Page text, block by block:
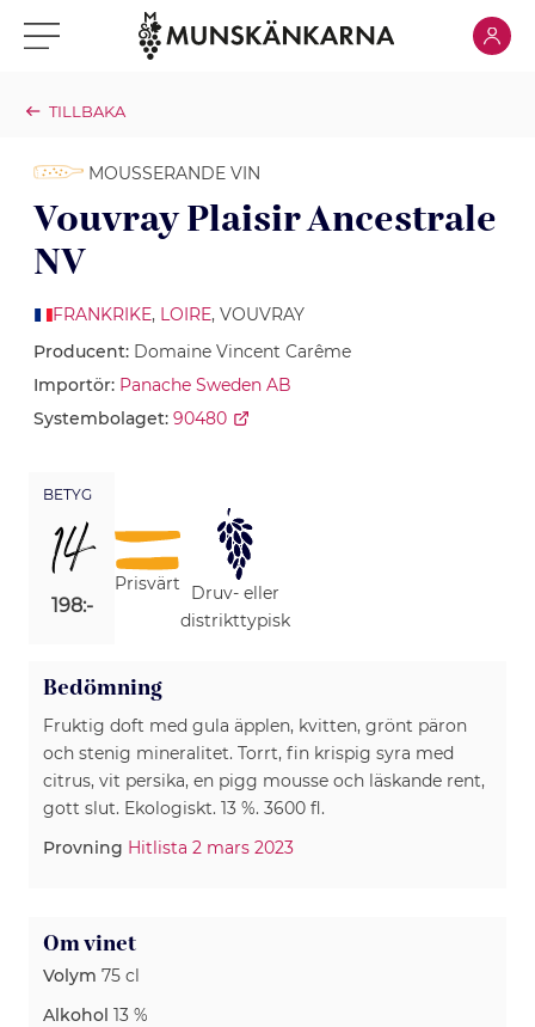
Klicka för meny Klicka
TILLBAKA
MOUSSERANDE VIN
Vouvray Plaisir Ancestrale
NV
FRANKRIKE, LOIRE, VOUVRAY
Producent: Domaine Vincent Carême
Importör: Panache Sweden AB
Systembolaget: 90480
BETYG
14
198:-
Prisvärt
Druv- eller
distrikttypisk
Bedömning
Fruktig doft med gula äpplen, kvitten, grönt päron
och stenig mineralitet. Torrt, fin krispig syra med
citrus, vit persika, en pigg mousse och läskande rent,
gott slut. Ekologiskt. 13 %. 3600 fl.
Provning Hitlista 2 mars 2023
Om vinet
Volym 75 cl
Alkohol 13 %